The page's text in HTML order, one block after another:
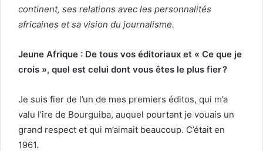
continent, ses relations avec les personnalités
africaines et sa vision du journalisme.
Jeune Afrique : De tous vos éditoriaux et « Ce que je
crois », quel est celui dont vous êtes le plus fier ?
Je suis fier de l’un de mes premiers éditos, qui m’a
valu l’ire de Bourguiba, auquel pourtant je vouais un
grand respect et qui m’aimait beaucoup. C’était en
1961.